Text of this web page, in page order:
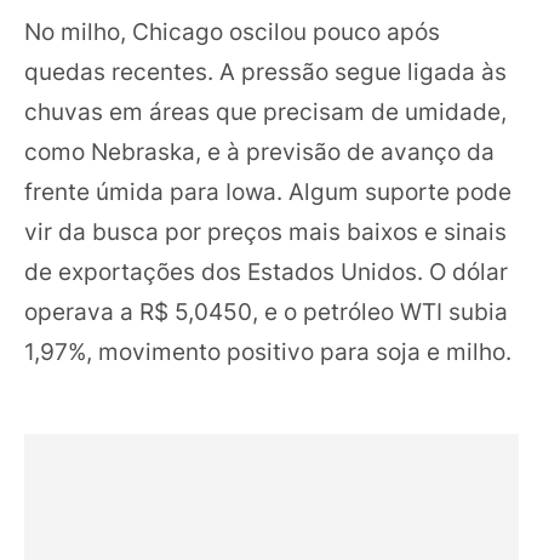
No milho, Chicago oscilou pouco após
quedas recentes. A pressão segue ligada às
chuvas em áreas que precisam de umidade,
como Nebraska, e à previsão de avanço da
frente úmida para Iowa. Algum suporte pode
vir da busca por preços mais baixos e sinais
de exportações dos Estados Unidos. O dólar
operava a R$ 5,0450, e o petróleo WTI subia
1,97%, movimento positivo para soja e milho.